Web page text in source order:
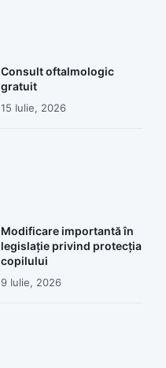
Consult oftalmologic
gratuit
15 Iulie, 2026
Modificare importantă în
legislație privind protecția
copilului
9 Iulie, 2026